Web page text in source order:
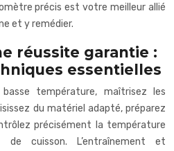
précis est votre meilleur allié
et y remédier.
réussite garantie :
essentielles
température, maîtrisez les
du matériel adapté, préparez
précisément la température
cuisson. L’entraînement et